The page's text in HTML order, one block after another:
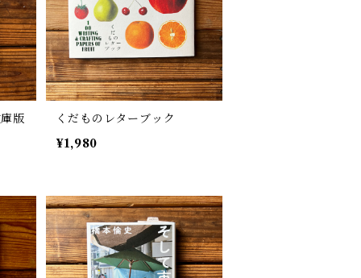
版
くだものレターブック
¥1,980